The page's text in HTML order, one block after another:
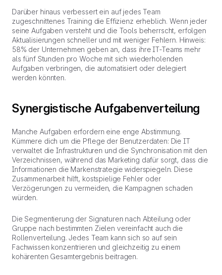
Darüber hinaus verbessert ein auf jedes Team
zugeschnittenes Training die Effizienz erheblich. Wenn jeder
seine Aufgaben versteht und die Tools beherrscht, erfolgen
Aktualisierungen schneller und mit weniger Fehlern. Hinweis:
58% der Unternehmen geben an, dass ihre IT-Teams mehr
als fünf Stunden pro Woche mit sich wiederholenden
Aufgaben verbringen, die automatisiert oder delegiert
werden könnten.
Synergistische Aufgabenverteilung
Manche Aufgaben erfordern eine enge Abstimmung.
Kümmere dich um die Pflege der Benutzerdaten: Die IT
verwaltet die Infrastrukturen und die Synchronisation mit den
Verzeichnissen, während das Marketing dafür sorgt, dass die
Informationen die Markenstrategie widerspiegeln. Diese
Zusammenarbeit hilft, kostspielige Fehler oder
Verzögerungen zu vermeiden, die Kampagnen schaden
würden.
Die Segmentierung der Signaturen nach Abteilung oder
Gruppe nach bestimmten Zielen vereinfacht auch die
Rollenverteilung. Jedes Team kann sich so auf sein
Fachwissen konzentrieren und gleichzeitig zu einem
kohärenten Gesamtergebnis beitragen.